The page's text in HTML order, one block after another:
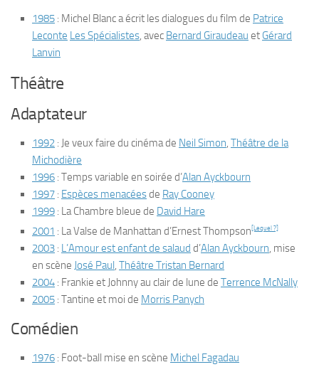
1985 : Michel Blanc a écrit les dialogues du film de Patrice
Leconte Les Spécialistes, avec Bernard Giraudeau et Gérard
Lanvin
Théâtre
Adaptateur
1992 : Je veux faire du cinémade Neil Simon, Théâtre de la
Michodière
1996 : Temps variable en soirée d’Alan Ayckbourn
1997 : Espèces menacéesde Ray Cooney
1999 : La Chambre bleue de David Hare
2001 : La Valse de Manhattan d’Ernest Thompson[Lequel ?]
2003 : L’Amour est enfant de salaud d’Alan Ayckbourn, mise
en scène José Paul, Théâtre Tristan Bernard
2004 : Frankie et Johnny au clair de lune de Terrence McNally
2005 : Tantine et moi de Morris Panych
Comédien
1976 : Foot-ball mise en scène Michel Fagadau